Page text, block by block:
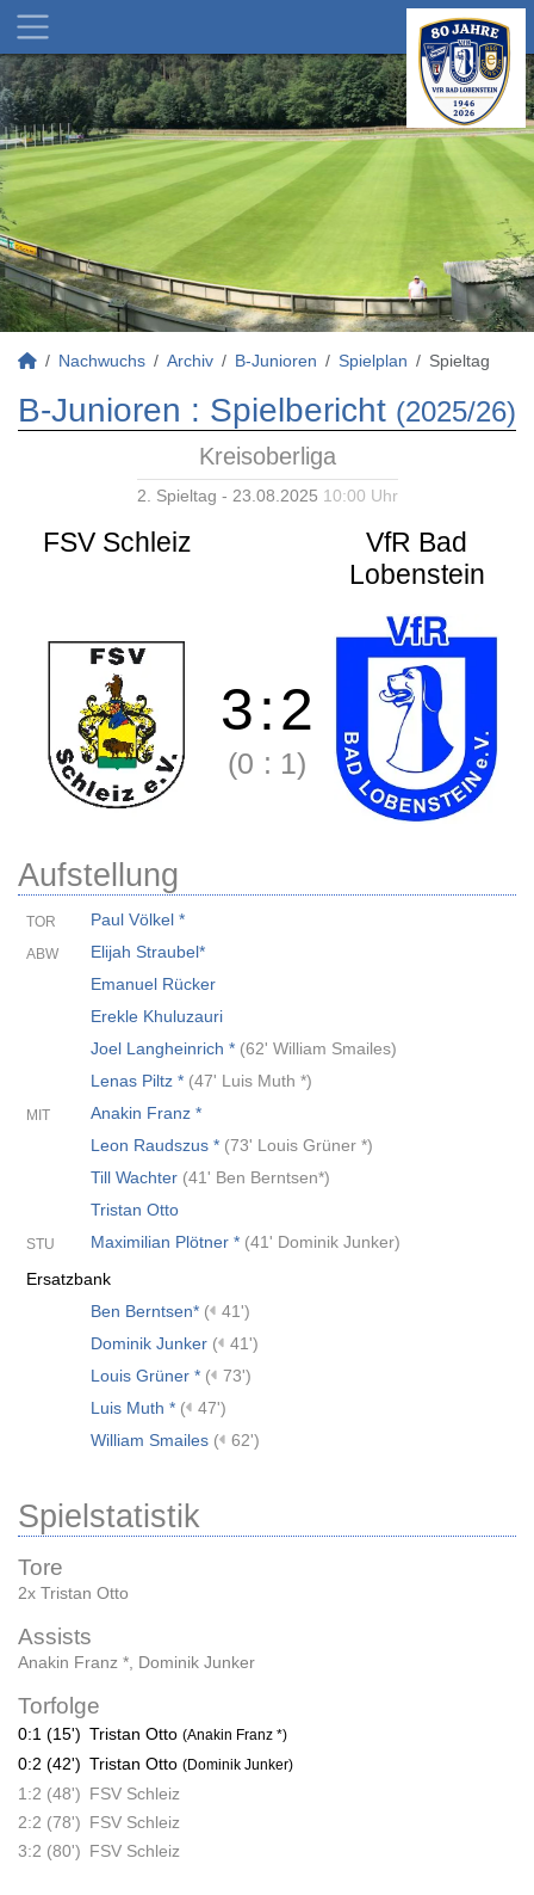
Nachwuchs Archiv B-Junioren Spielplan Spieltag
B-Junioren : Spielbericht (2025/26)
Kreisoberliga
2. Spieltag - 23.08.2025 10:00 Uhr
FSV Schleiz
VfR Bad
Lobenstein
3:2
(0 : 1)
Aufstellung
TOR Paul Völkel *
ABW
Elijah Straubel*
Emanuel Rücker
Erekle Khuluzauri
Joel Langheinrich * (62' William Smailes)
Lenas Piltz * (47' Luis Muth *)
MIT
Anakin Franz *
Leon Raudszus * (73' Louis Grüner *)
Till Wachter (41' Ben Berntsen*)
Tristan Otto
STU Maximilian Plötner * (41' Dominik Junker)
Ersatzbank
Ben Berntsen* (
41')
Dominik Junker (
41')
Louis Grüner * (
73')
Luis Muth * (
47')
William Smailes ( 62')
Spielstatistik
Tore
2x Tristan Otto
Assists
Anakin Franz * Dominik Junker
Torfolge
0:1 (15') Tristan Otto (Anakin Franz *)
0:2 (42') Tristan Otto (Dominik Junker)
1:2 (48') FSV Schleiz
2:2 (78') FSV Schleiz
3:2 (80') FSV Schleiz